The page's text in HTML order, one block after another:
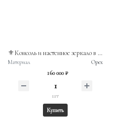
⚜️Консоль и настенное зеркало в стиле неорококо Франция
Материал Орех
160 000 ₽
шт
Купить